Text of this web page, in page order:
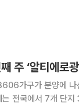
피아’ 등에서 진행된다
주 ‘알티에로
다. ◇청약 단지(7곳) 부동산 정보업
전국에서 7개 단